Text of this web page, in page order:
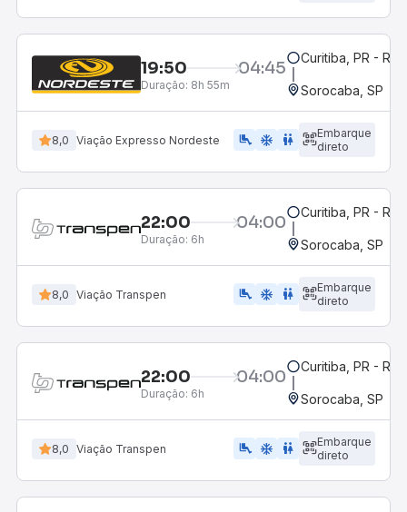
19:50 04:45
Duração: 8h 55m
Curitiba, PR -
Sorocaba, SP
8,0 Viação Expresso Nordeste airline_seat_legroom_extra ac_unit WC
Embarque
direto
22:00 04:00
Duração: 6h
Curitiba, PR -
Sorocaba, SP
8,0 Viação Transpen airline_seat_legroom_extra ac_unit WC
Embarque
direto
22:00 04:00
Duração: 6h
Curitiba, PR -
Sorocaba, SP
8,0 Viação Transpen airline_seat_legroom_extra ac_unit wc
Embarque
direto